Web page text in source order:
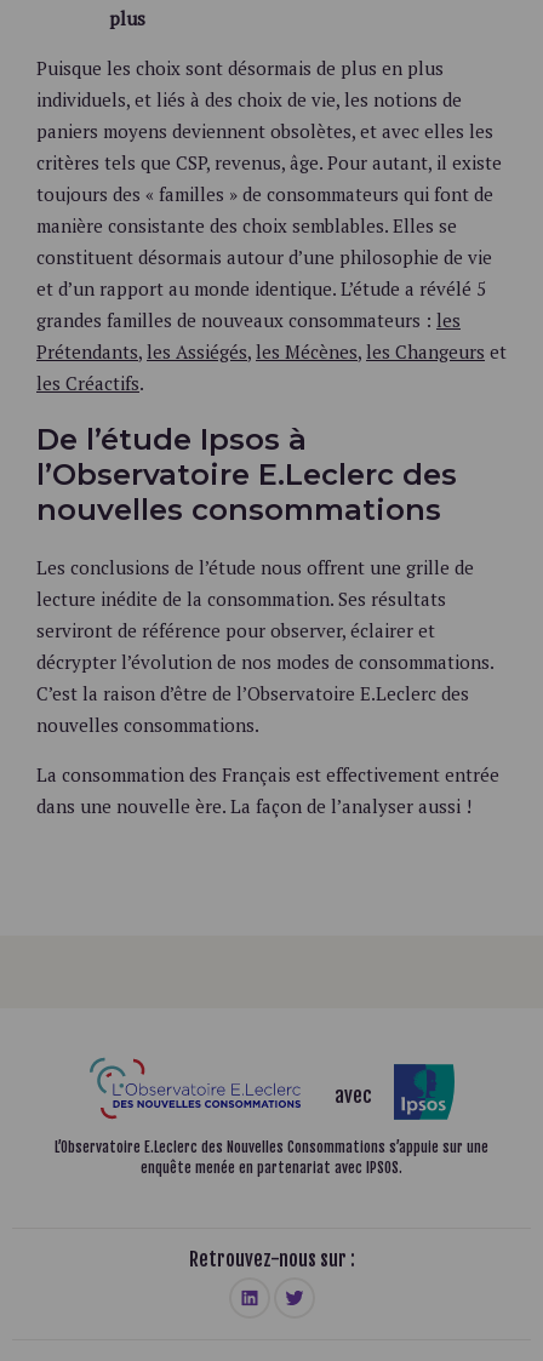
plus
Puisque les choix sont désormais de plus en plus
individuels, et liés à des choix de vie, les notions de
paniers moyens deviennent obsolètes, et avec elles les
critères tels que CSP, revenus, âge. Pour autant, il existe
toujours des « familles » de consommateurs qui font de
manière consistante des choix semblables. Elles se
constituent désormais autour d’une philosophie de vie
et d’un rapport au monde identique. L’étude a révélé 5
grandes familles de nouveaux consommateurs : les
Prétendants, les Assiégés, les Mécènes, les Changeurs et
les Créactifs.
De l’étude Ipsos à
l’Observatoire E.Leclerc des
nouvelles consommations
Les conclusions de l’étude nous offrent une grille de
lecture inédite de la consommation. Ses résultats
serviront de référence pour observer, éclairer et
décrypter l’évolution de nos modes de consommations.
C’est la raison d’être de l’Observatoire E.Leclerc des
nouvelles consommations.
La consommation des Français est effectivement entrée
dans une nouvelle ère. La façon de l’analyser aussi !
avec
L’Observatoire E.Leclerc des Nouvelles Consommations s’appuie sur une
enquête menée en partenariat avec IPSOS.
Retrouvez-nous sur :